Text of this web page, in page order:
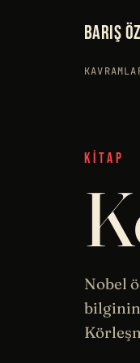
BARIŞ
KITAP
Nobel
bilginin